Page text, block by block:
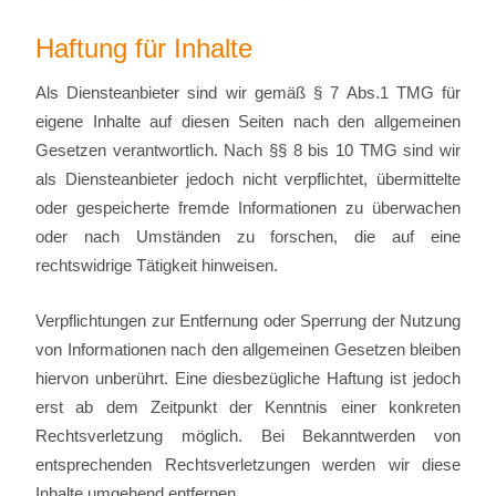
Haftung für Inhalte
Als Diensteanbieter sind wir gemäß § 7 Abs.1 TMG für
eigene Inhalte auf diesen Seiten nach den allgemeinen
Gesetzen verantwortlich. Nach §§ 8 bis 10 TMG sind wir
als Diensteanbieter jedoch nicht verpflichtet, übermittelte
oder gespeicherte fremde Informationen zu überwachen
oder nach Umständen zu forschen, die auf eine
rechtswidrige Tätigkeit hinweisen.
Verpflichtungen zur Entfernung oder Sperrung der Nutzung
von Informationen nach den allgemeinen Gesetzen bleiben
hiervon unberührt. Eine diesbezügliche Haftung ist jedoch
erst ab dem Zeitpunkt der Kenntnis einer konkreten
Rechtsverletzung möglich. Bei Bekanntwerden von
entsprechenden Rechtsverletzungen werden wir diese